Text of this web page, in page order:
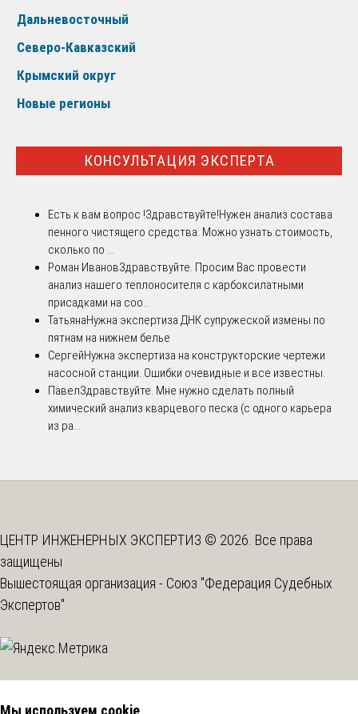
Дальневосточный
Северо-Кавказский
Крымский округ
Новые регионы
КОНСУЛЬТАЦИЯ ЭКСПЕРТА
Есть к вам вопрос !Здравствуйте!Нужен анализ состава
пенного чистящего средства. Можно узнать стоимость,
сколько по ...
Роман ИвановЗдравствуйте. Просим Вас провести
анализ нашего теплоносителя с карбоксилатными
присадками на соо...
ТатьянаНужна экспертиза ДНК супружеской измены по
пятнам на нижнем белье
СергейНужна экспертиза на конструкторские чертежи
насосной станции. Ошибки очевидные и все известны.
ПавелЗдравствуйте. Мне нужно сделать полный
химический анализ кварцевого песка (с одного карьера
из ра...
ЦЕНТР ИНЖЕНЕРНЫХ ЭКСПЕРТИЗ © 2026. Все права
защищены
Вышестоящая организация - Союз "Федерация Судебных
Экспертов"
Мы используем cookie